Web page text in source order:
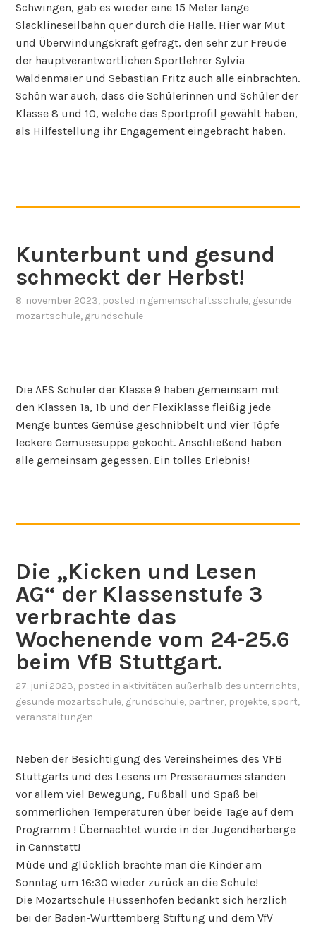
Schwingen, gab es wieder eine 15 Meter lange
Slacklineseilbahn quer durch die Halle. Hier war Mut
und Überwindungskraft gefragt, den sehr zur Freude
der hauptverantwortlichen Sportlehrer Sylvia
Waldenmaier und Sebastian Fritz auch alle einbrachten.
Schön war auch, dass die Schülerinnen und Schüler der
Klasse 8 und 10, welche das Sportprofil gewählt haben,
als Hilfestellung ihr Engagement eingebracht haben.
Kunterbunt und gesund
schmeckt der Herbst!
8. november 2023, posted in gemeinschaftsschule, gesunde
mozartschule, grundschule
Die AES Schüler der Klasse 9 haben gemeinsam mit
den Klassen 1a, 1b und der Flexiklasse fleißig jede
Menge buntes Gemüse geschnibbelt und vier Töpfe
leckere Gemüsesuppe gekocht. Anschließend haben
alle gemeinsam gegessen. Ein tolles Erlebnis!
Die „Kicken und Lesen
AG“ der Klassenstufe 3
verbrachte das
Wochenende vom 24-25.6
beim VfB Stuttgart.
27. juni 2023, posted in aktivitäten außerhalb des unterrichts,
gesunde mozartschule, grundschule, partner, projekte, sport,
veranstaltungen
Neben der Besichtigung des Vereinsheimes des VFB
Stuttgarts und des Lesens im Presseraumes standen
vor allem viel Bewegung, Fußball und Spaß bei
sommerlichen Temperaturen über beide Tage auf dem
Programm ! Übernachtet wurde in der Jugendherberge
in Cannstatt!
Müde und glücklich brachte man die Kinder am
Sonntag um 16:30 wieder zurück an die Schule!
Die Mozartschule Hussenhofen bedankt sich herzlich
bei der Baden-Württemberg Stiftung und dem VfV